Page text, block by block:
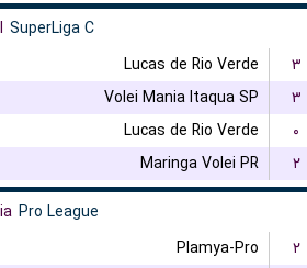
SuperLiga C
Lucas de Rio Verde
۳
Volei Mania Itaqua SP
۳
Lucas de Rio Verde
۰
Maringa Volei PR
۲
Pro League
Plamya-Pro
۲